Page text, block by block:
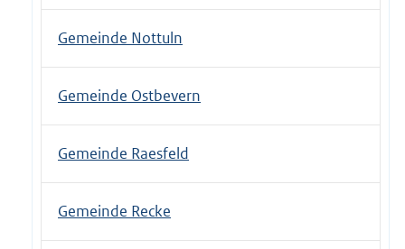
Gemeinde Nottuln
Gemeinde Ostbevern
Gemeinde Raesfeld
Gemeinde Recke